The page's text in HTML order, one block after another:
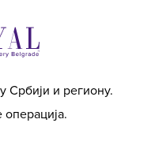
Србији и региону.